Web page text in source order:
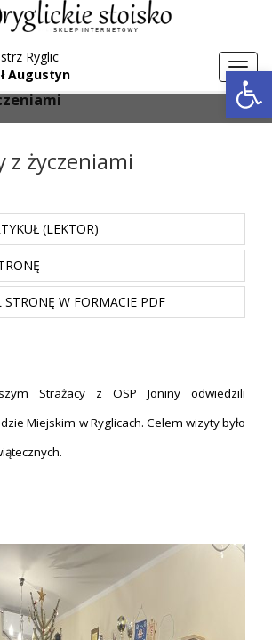
Ryglic
Augustyn
Aktualności
z życzeniami
(LEKTOR)
STRONĘ W FORMACIE PDF
Strażacy z OSP Joniny odwiedzili
Miejskim w Ryglicach. Celem wizyty było